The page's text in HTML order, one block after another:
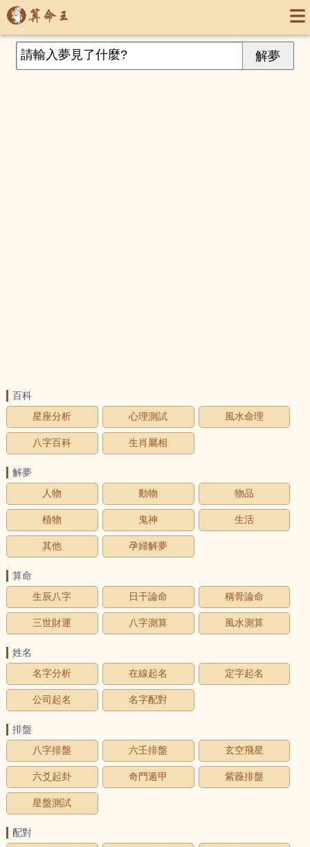
百科
星座分析
心理測試 風水命理
八字百科 生肖屬相
解夢
人物
動物 物品
植物 鬼神 生活
其他 孕婦解夢
算命
生辰八字
日干論命 稱骨論命
三世財運 八字測算 風水測算
姓名
名字分析
在線起名 定字起名
公司起名 名字配對
排盤
八字排盤
六壬排盤 玄空飛星
六爻起卦 奇門遁甲 紫薇排盤
星盤測試
配對